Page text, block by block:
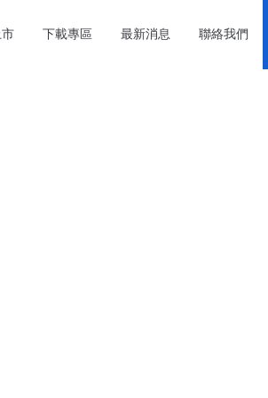
下載專區 最新消息 聯絡我們